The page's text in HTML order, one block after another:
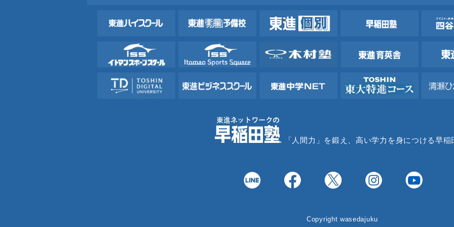
「人間力」を鍛え、高い学力を身につける早稲
Copyright wasedajuku